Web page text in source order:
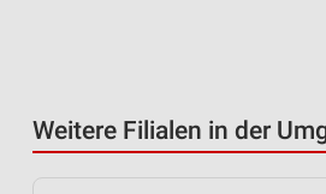
Weitere Filialen in der